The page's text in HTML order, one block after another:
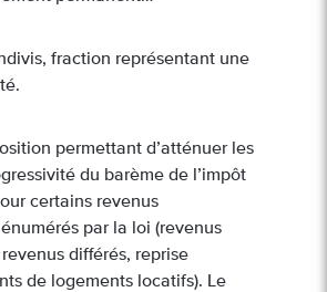
fraction représentant une
permettant d’atténuer les
du barème de l’impôt
certains revenus
par la loi (revenus
différés, reprise
de logements locatifs). Le